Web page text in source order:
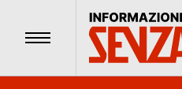
Menu